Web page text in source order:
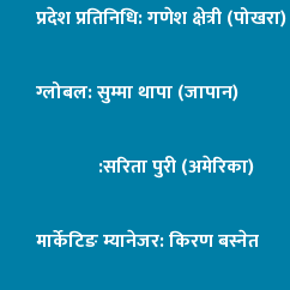
प्रदेश प्रतिनिधि: गणेश क्षेत्री (पोखरा)
ग्लोबल: सुम्मा थापा (जापान)
:सरिता पुरी (अमेरिका)
मार्केटिङ म्यानेजर: किरण बस्नेत